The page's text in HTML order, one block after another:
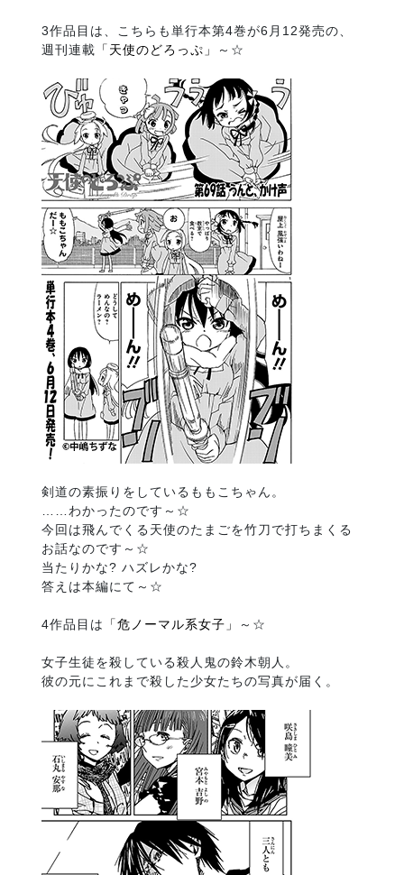
3作品目は、こちらも単行本第4巻が6月12発売の、
週刊連載 「天使のどろっぷ」 ～☆
剣道の素振りをしているももこちゃん。
……わかったのです～☆
今回は飛んでくる天使のたまごを竹刀で打ちまくる
お話なのです～☆
当たりかな? ハズレかな?
答えは本編にて～☆
4作品目は 「危ノーマル系女子」 ～☆
女子生徒を殺している殺人鬼の鈴木朝人。
彼の元にこれまで殺した少女たちの写真が届く。